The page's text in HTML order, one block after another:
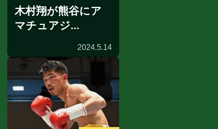
木村翔が熊谷にア
マチュアジ...
2024.5.14